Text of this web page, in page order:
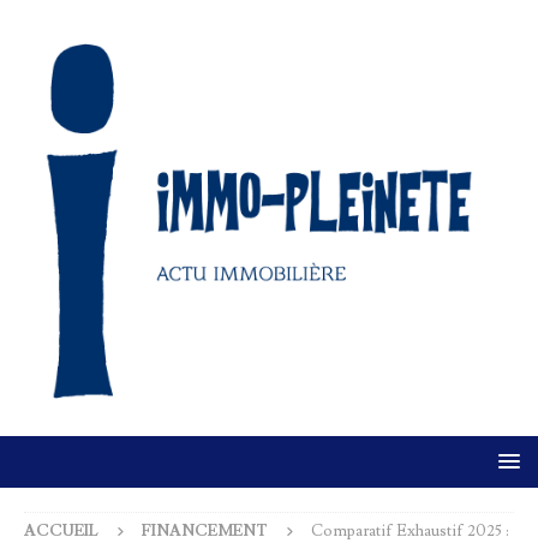
ACCUEIL FINANCEMENT
Comparatif Exhaustif 2025 :